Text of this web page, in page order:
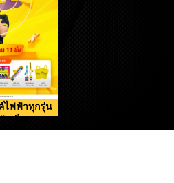
ไฟฟ้าทุกรุ่น
ดเต็ม